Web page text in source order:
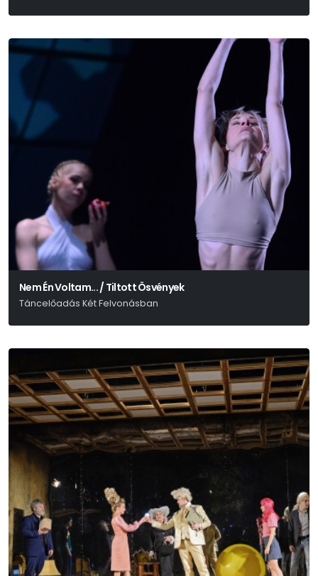
Nem Én Voltam... / Tiltott Ösvények
Táncelőadás Két Felvonásban